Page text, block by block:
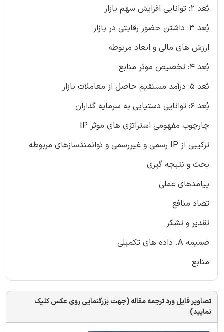
بُعد ۲: توانایی افزایش سهم بازار
بُعد 3: داشتن حضور رقابتی در بازار
ارزش های مالی و ابعاد مربوطه
بُعد ۴: تخصیص موثر منابع
بُعد ۵: درآمد مستقیم حاصل از معاملات بازار
بُعد ۶: توانایی دستیابی به سرمایه گذاران
چارچوب مفهومی استراتژی های موثر IP
ترکیبی از IP رسمی و غیررسمی و توانمندسازهای مربوطه
بحث و نتیجه گیری
پیامدهای عملی
تضاد منافع
تقدیر و تشکر
ضمیمه A. داده های تکمیلی
منابع
تصاویر فایل ورد ترجمه مقاله (جهت بزرگنمایی روی عکس کلیک
نمایید)